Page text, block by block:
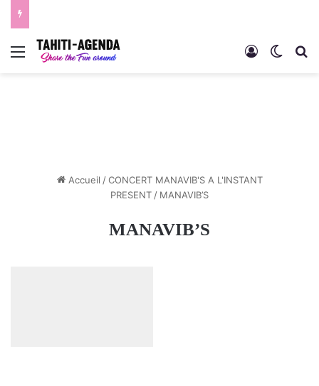
Menu Connexion
Accueil / CONCERT MANAVIB'S A L'INSTANT
PRESENT / MANAVIB’S
MANAVIB’S